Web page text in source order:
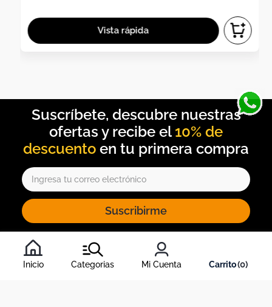
Inicio Categorias Mi Cuenta 0
10% de
descuento
Suscribirme
Al inscribirte al newsletter, aceptas nuestros
condiciones
, y nuestrapolítica de tratamiento de información